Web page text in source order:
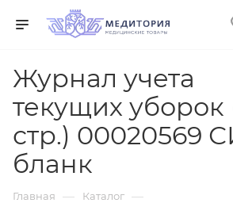
Журнал учета
текущих уборок
стр.) 00020569
бланк
Главная — Каталог —